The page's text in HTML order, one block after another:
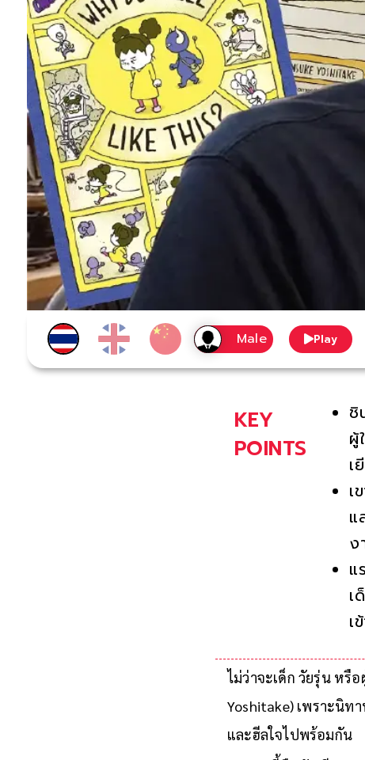
Play
KEY
POINTS
ชิ
ผู้
เ
เ
แ
ง
แ
เ
เ
ไม่ว่าจะเด็ก วัยรุ่น หรื
Yoshitake) เพราะนิท
และฮีลใจไปพร้อมกัน